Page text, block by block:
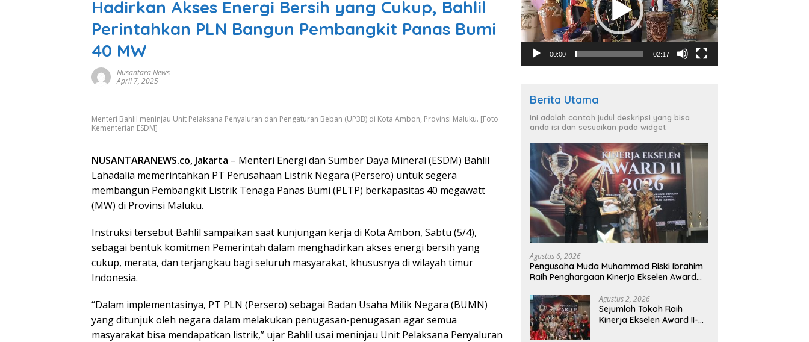
Hadirkan Akses Energi Bersih yang Cukup, Bahlil
Perintahkan PLN Bangun Pembangkit Panas Bumi
40 MW
Nusantara News
April 7, 2025
Menteri Bahlil meninjau Unit Pelaksana Penyaluran dan Pengaturan Beban (UP3B) di Kota Ambon, Provinsi Maluku. [Foto
Kementerian ESDM]
NUSANTARANEWS.co, Jakarta – Menteri Energi dan Sumber Daya Mineral (ESDM) Bahlil
Lahadalia memerintahkan PT Perusahaan Listrik Negara (Persero) untuk segera
membangun Pembangkit Listrik Tenaga Panas Bumi (PLTP) berkapasitas 40 megawatt
(MW) di Provinsi Maluku.
Instruksi tersebut Bahlil sampaikan saat kunjungan kerja di Kota Ambon, Sabtu (5/4),
sebagai bentuk komitmen Pemerintah dalam menghadirkan akses energi bersih yang
cukup, merata, dan terjangkau bagi seluruh masyarakat, khususnya di wilayah timur
Indonesia.
“Dalam implementasinya, PT PLN (Persero) sebagai Badan Usaha Milik Negara (BUMN)
yang ditunjuk oleh negara dalam melakukan penugasan-penugasan agar semua
masyarakat bisa mendapatkan listrik,” ujar Bahlil usai meninjau Unit Pelaksana Penyaluran
00:00 02:17
Berita Utama
Ini adalah contoh judul deskripsi yang bisa
anda isi dan sesuaikan pada widget
Agustus 6, 2026
Pengusaha Muda Muhammad Riski Ibrahim
Raih Penghargaan Kinerja Ekselen Award
Agustus 2, 2026
Sejumlah Tokoh Raih
Kinerja Ekselen Award II-